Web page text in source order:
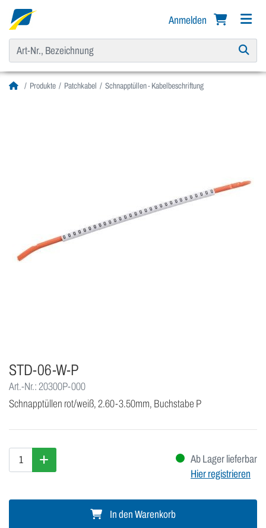
Anmelden
Produkte Patchkabel Schnapptüllen - Kabelbeschriftung
STD-06-W-P
Art.-Nr.: 20300P-000
Schnapptüllen rot/weiß, 2.60-3.50mm, Buchstabe P
Ab Lager lieferbar
Hier registrieren
In den Warenkorb